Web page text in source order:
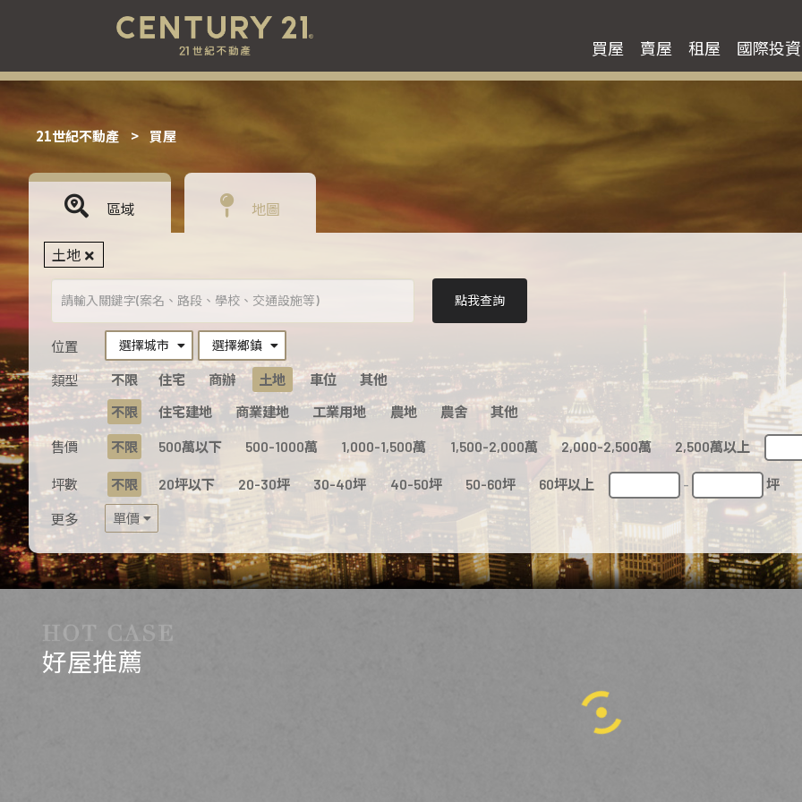
買屋 賣屋 租屋 國際投資
21世紀不動產 > 買屋
區域 地圖
土地
點我查詢
位置 選擇城市 選擇鄉鎮
類型 不限 住宅 商辦 土地 車位
其他
不限
住宅建地 商業建地 工業用地 農地 農舍 其他
售價 不限 500萬以下 500-1000萬 1,000-1,500萬 1,500-2,000萬 2,000-2,500萬 2,500萬以上
坪數 不限 20坪以下 20-30坪 30-40坪 40-50坪 50-60坪 60坪以上 - 坪
更多 單價
好屋推薦